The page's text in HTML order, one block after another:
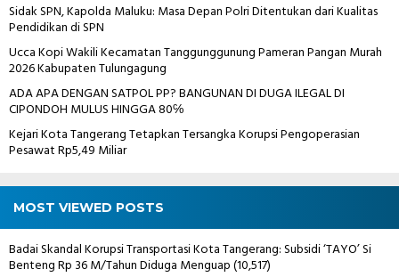
Sidak SPN, Kapolda Maluku: Masa Depan Polri Ditentukan dari Kualitas
Pendidikan di SPN
Ucca Kopi Wakili Kecamatan Tanggunggunung Pameran Pangan Murah
2026 Kabupaten Tulungagung
ADA APA DENGAN SATPOL PP? BANGUNAN DI DUGA ILEGAL DI
CIPONDOH MULUS HINGGA 80℅
Kejari Kota Tangerang Tetapkan Tersangka Korupsi Pengoperasian
Pesawat Rp5,49 Miliar
MOST VIEWED POSTS
Badai Skandal Korupsi Transportasi Kota Tangerang: Subsidi ‘TAYO’ Si
Benteng Rp 36 M/Tahun Diduga Menguap(10,517)